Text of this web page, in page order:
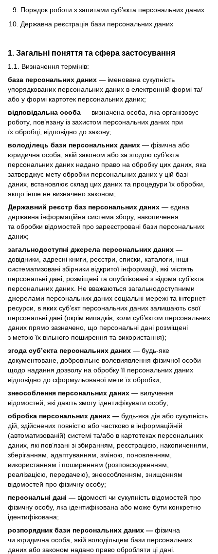
Порядок роботи з запитами суб'єкта персональних даних
Державна реєстрація бази персональних даних
1. Загальні поняття та сфера застосування
1.1. Визначення термінів:
база персональних даних — іменована сукупність
упорядкованих персональних даних в електронній формі та/
або у формі картотек персональних даних;
відповідальна особа — визначена особа, яка організовує
роботу, пов’язану із захистом персональних даних при
їх обробці, відповідно до закону;
володілець бази персональних даних — фізична або
юридична особа, якій законом або за згодою суб’єкта
персональних даних надано право на обробку цих даних, яка
затверджує мету обробки персональних даних у цій базі
даних, встановлює склад цих даних та процедури їх обробки,
якщо інше не визначено законом;
Державний реєстр баз персональних даних — єдина
державна інформаційна система збору, накопичення
та обробки відомостей про зареєстровані бази персональних
даних;
загальнодоступні джерела персональних даних —
довідники, адресні книги, реєстри, списки, каталоги, інші
систематизовані збірники відкритої інформації, які містять
персональні дані, розміщені та опубліковані з відома суб’єкта
персональних даних. Не вважаються загальнодоступними
джерелами персональних даних соціальні мережі та інтернет-
ресурси, в яких суб’єкт персональних даних залишають свої
персональні дані (окрім випадків, коли суб’єктом персональних
даних прямо зазначено, що персональні дані розміщені
з метою їх вільного поширення та використання);
згода суб’єкта персональних даних — будь-яке
документоване, добровільне волевиявлення фізичної особи
щодо надання дозволу на обробку її персональних даних
відповідно до сформульованої мети їх обробки;
знеособлення персональних даних — вилучення
відомостей, які дають змогу ідентифікувати особу;
обробка персональних даних — будь-яка дія або сукупність
дій, здійснених повністю або частково в інформаційній
(автоматизованій) системі та/або в картотеках персональних
даних, які пов’язані зі збиранням, реєстрацією, накопиченням,
зберіганням, адаптуванням, зміною, поновленням,
використанням і поширенням (розповсюдженням,
реалізацією, передачею), знеособленням, знищенням
відомостей про фізичну особу;
персональні дані — відомості чи сукупність відомостей про
фізичну особу, яка ідентифікована або може бути конкретно
ідентифікована;
розпорядник бази персональних даних — фізична
чи юридична особа, якій володільцем бази персональних
даних або законом надано право обробляти ці дані.